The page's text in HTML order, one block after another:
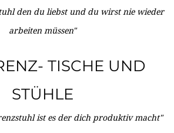
den du liebst und du wirst nie wieder
arbeiten müssen"
TISCHE UND
STÜHLE
ist es der dich produktiv macht"